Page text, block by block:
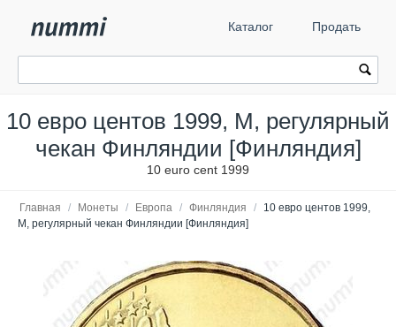
Каталог Продать
10 евро центов 1999, М, регулярный
чекан Финляндии [Финляндия]
10 euro cent 1999
Главная / Монеты / Европа / Финляндия /
10 евро центов 1999,
М, регулярный чекан Финляндии [Финляндия]